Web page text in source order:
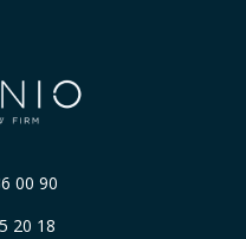
00 90
20 18